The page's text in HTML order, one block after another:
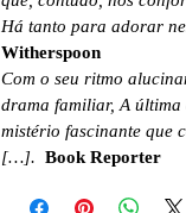
Há tanto para adorar
Witherspoon
Com o seu ritmo
drama familiar, A última
mistério fascinante que
[…]. Book Reporter